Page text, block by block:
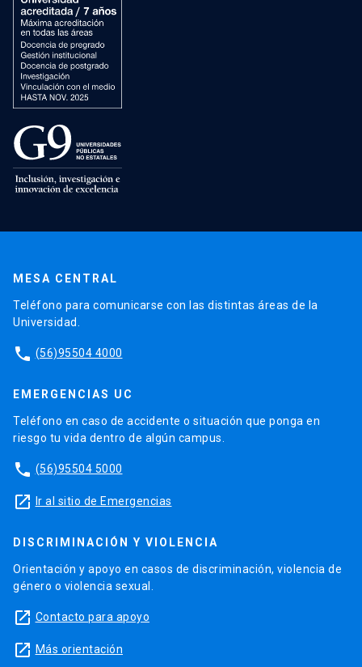
MESA CENTRAL
Teléfono para comunicarse con las distintas áreas de la
Universidad.
phone (56)95504 4000
EMERGENCIAS UC
Teléfono en caso de accidente o situación que ponga en
riesgo tu vida dentro de algún campus.
phone (56)95504 5000
launch Ir al sitio de Emergencias
DISCRIMINACIÓN Y VIOLENCIA
Orientación y apoyo en casos de discriminación, violencia de
género o violencia sexual.
launch Contacto para apoyo
launch Más orientación